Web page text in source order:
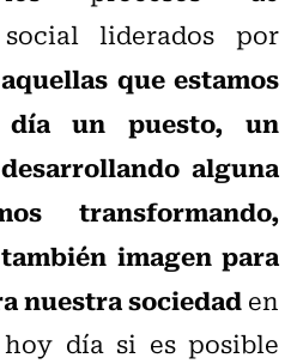
liderados por
que estamos
día un puesto, un
alguna
transformando,
imagen para
nuestra sociedaden
día si es posible